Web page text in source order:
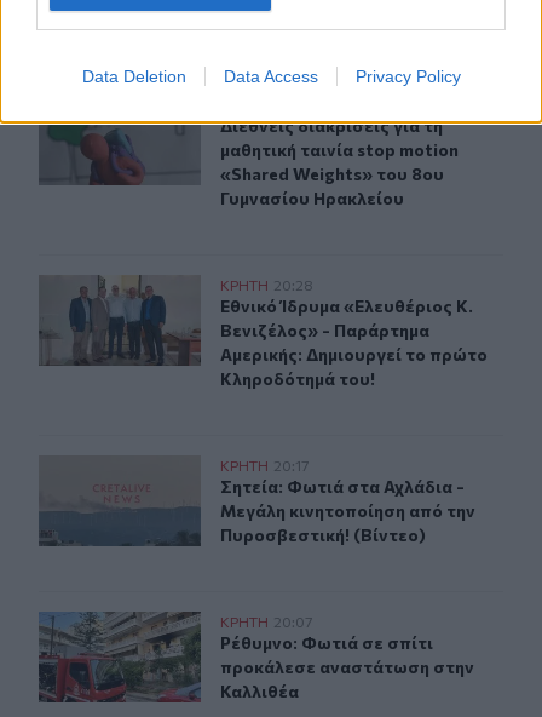
Data Deletion Data Access Privacy Policy
"καραβιά" στον Τσούτσουρα
Διεθνείς διακρίσεις για τη
Διεθνείς διακρίσεις για τη
μαθητική ταινία stop motion
«Shared Weights» του 8ου
Γυμνασίου Ηρακλείου
Εθνικό Ίδρυμα «Ελευθέριος Κ. Βενιζέλος» -
ΚΡΗΤΗ 20:28
Εθνικό Ίδρυμα «Ελευθέριος Κ.
Εθνικό Ίδρυμα «Ελευθέριος Κ.
Βενιζέλος» - Παράρτημα
Αμερικής: Δημιουργεί το πρώτο
Κληροδότημά του!
Σητεία: Φωτιά στα Αχλάδια - Μεγάλη κινητοποίηση
ΚΡΗΤΗ 20:17
Σητεία: Φωτιά στα Αχλάδια -
Σητεία: Φωτιά στα Αχλάδια -
Μεγάλη κινητοποίηση από την
Πυροσβεστική! (Βίντεο)
Ρέθυμνο: Φωτιά σε σπίτι προκάλεσε αναστάτωση στην
ΚΡΗΤΗ 20:07
Ρέθυμνο: Φωτιά σε σπίτι
Ρέθυμνο: Φωτιά σε σπίτι
προκάλεσε αναστάτωση στην
Καλλιθέα